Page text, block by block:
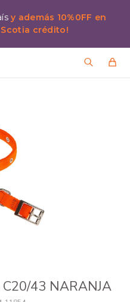
y además 10%0FF en
Scotia crédito!
43 NARANJA